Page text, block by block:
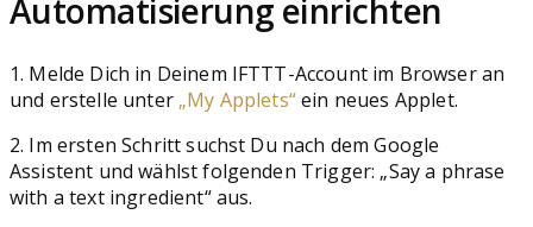
Automatisierung einrichten
1. Melde Dich in Deinem IFTTT-Account im Browser an
und erstelle unter „My Applets“ein neues Applet.
2. Im ersten Schritt suchst Du nach dem Google
Assistent und wählst folgenden Trigger: „Say a phrase
with a text ingredient“ aus.